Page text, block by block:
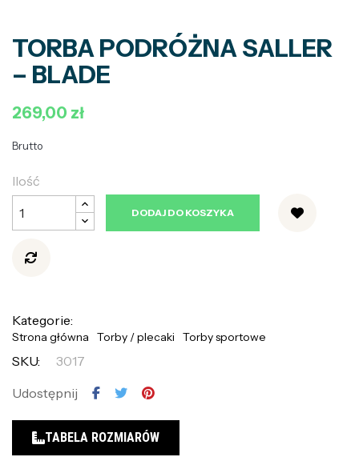
TORBA PODRÓŻNA SALLER
– BLADE
269,00 zł
Brutto
Ilość
DODAJ DO KOSZYKA
Kategorie:
Strona główna Torby / plecaki Torby sportowe
SKU:
3017
Udostępnij
TABELA ROZMIARÓW